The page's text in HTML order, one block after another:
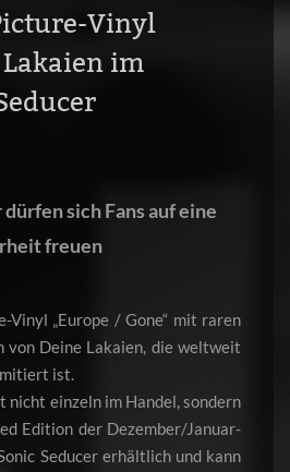
Vinyl
im
sich Fans auf eine
freuen
Vinyl „Europe / Gone“ mit raren
von Deine Lakaien, die weltweit
ist.
nicht einzeln im Handel, sondern
Edition der Dezember/Januar-
Seducer erhältlich und kann